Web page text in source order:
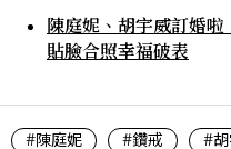
陳庭妮、胡宇威訂婚
貼臉合照幸福破表
#陳庭妮 #鑽戒 #